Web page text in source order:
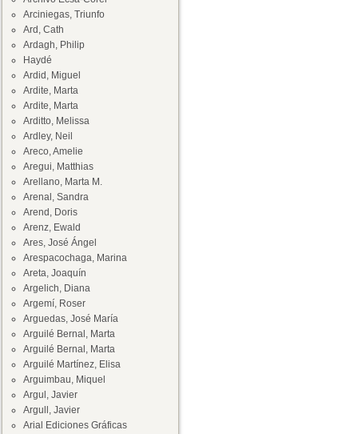
Arciniegas, Triunfo
Ard, Cath
Ardagh, Philip
Haydé
Ardid, Miguel
Ardite, Marta
Ardite, Marta
Arditto, Melissa
Ardley, Neil
Areco, Amelie
Aregui, Matthias
Arellano, Marta M.
Arenal, Sandra
Arend, Doris
Arenz, Ewald
Ares, José Ángel
Arespacochaga, Marina
Areta, Joaquín
Argelich, Diana
Argemí, Roser
Arguedas, José María
Arguilé Bernal, Marta
Arguilé Bernal, Marta
Arguilé Martínez, Elisa
Arguimbau, Miquel
Argul, Javier
Argull, Javier
Arial Ediciones Gráficas